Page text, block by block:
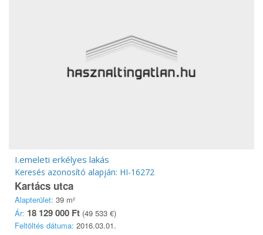
I.emeleti erkélyes lakás
Keresés azonosító alapján: HI-16272
Kartács utca
Alapterület: 39 m²
Ár: 18 129 000 Ft (49 533 €)
Feltöltés dátuma: 2016.03.01.